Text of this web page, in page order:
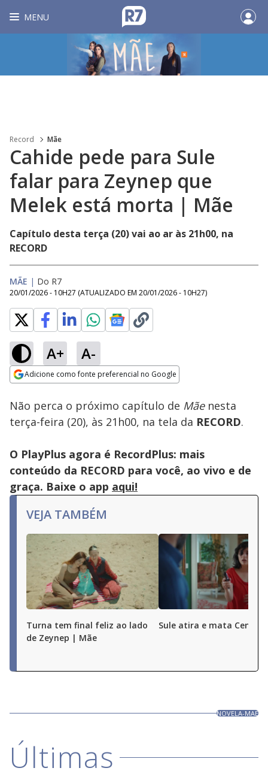
MENU
Record Mãe
Cahide pede para Sule
falar para Zeynep que
Melek está morta | Mãe
Capítulo desta terça (20) vai ao ar às 21h00, na
RECORD
MÃE | Do R7
20/01/2026 - 10H27 (ATUALIZADO EM 20/01/2026 - 10H27)
A+ A-
Adicione como fonte preferencial no Google
ao lado de Zeynep |
Mãe
Ativar
100.00%
Não perca o próximo capítulo de Mãenesta
terça-feira (20), às 21h00, na tela da RECORD.
O PlayPlus agora é RecordPlus: mais
conteúdo da RECORD para você, ao vivo e de
graça. Baixe o app aqui!
VEJA TAMBÉM
Turna tem final feliz ao lado
de Zeynep | Mãe
Sule atira e mata Cengiz
NOVELA-MAE
Últimas